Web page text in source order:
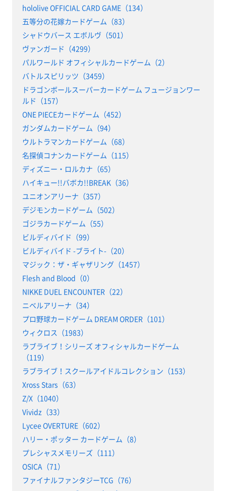
hololive OFFICIAL CARD GAME（134）
五等分の花嫁カードゲーム（83）
シャドウバース エボルヴ（501）
ヴァンガード（4299）
パルワールド オフィシャルカードゲーム（2）
バトルスピリッツ（3459）
ドラゴンボールスーパーカードゲーム フュージョンワー
ルド（157）
ONE PIECEカードゲーム（452）
ガンダムカードゲーム（94）
ウルトラマンカードゲーム（68）
名探偵コナンカードゲーム（115）
ディズニー・ロルカナ（65）
ハイキュー!!バボカ!!BREAK（36）
ユニオンアリーナ（357）
デジモンカードゲーム（502）
ゴジラカードゲーム（55）
ビルディバイド（99）
ビルディバイド -ブライト-（20）
マジック：ザ・ギャザリング（1457）
Flesh and Blood（0）
NIKKE DUEL ENCOUNTER（22）
ニベルアリーナ（34）
プロ野球カードゲーム DREAM ORDER（101）
ウィクロス（1983）
ラブライブ！シリーズ オフィシャルカードゲーム
（119）
ラブライブ！スクールアイドルコレクション（153）
Xross Stars（63）
Z/X（1040）
Vividz（33）
Lycee OVERTURE（602）
ハリー・ポッター カードゲーム（8）
プレシャスメモリーズ（111）
OSICA（71）
ファイナルファンタジーTCG（76）